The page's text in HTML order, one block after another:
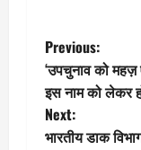
P
o
s
Previous:
‘उपचुनाव को
इस नाम को लेकर
Next:
भारतीय डाक